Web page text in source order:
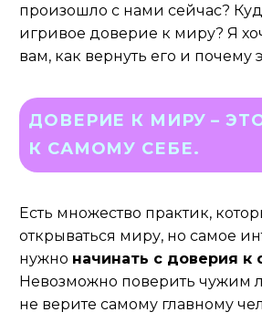
произошло с нами сейчас?
игривое доверие к миру? Я
вам, как вернуть его и почему
ДОВЕРИЕ К МИРУ –
К САМОМУ СЕБЕ.
Есть множество практик,
открываться миру, но самое
нужно начинать с доверия к
Невозможно поверить чужим
не верите самому главному